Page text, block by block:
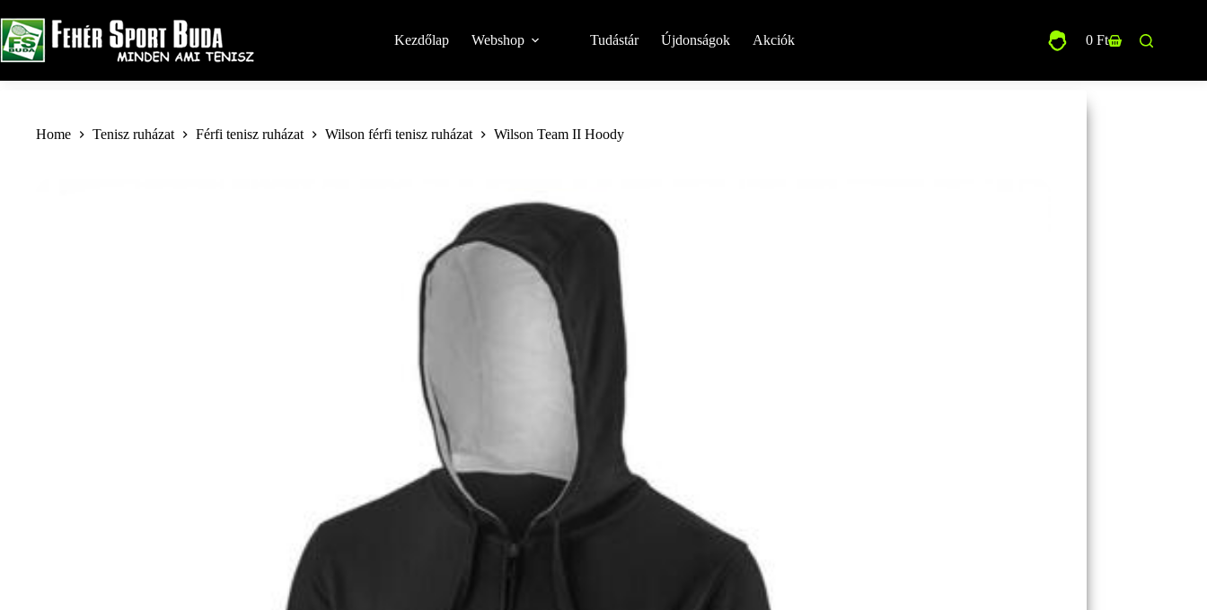
to
content
Kezdőlap Webshop Tudástár Újdonságok Akciók
Shopping
0 Ft
Home Tenisz ruházat Férfi tenisz ruházat Wilson férfi tenisz ruházat Wilson Team II Hoody